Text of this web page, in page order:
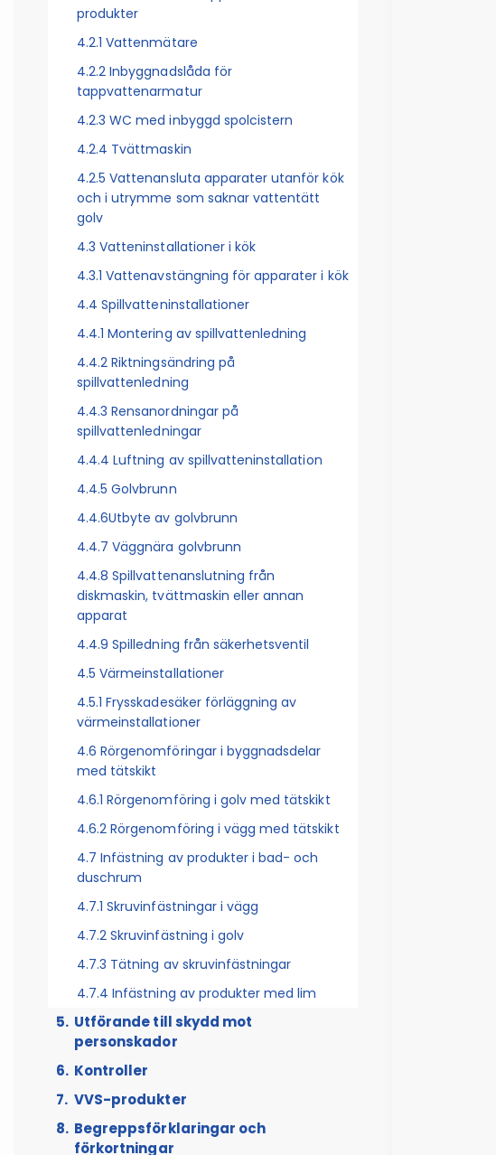
produkter
4.2.1 Vattenmätare
4.2.2 Inbyggnadslåda för
tappvattenarmatur
4.2.3 WC med inbyggd spolcistern
4.2.4 Tvättmaskin
4.2.5 Vattenansluta apparater utanför kök
och i utrymme som saknar vattentätt
golv
4.3 Vatteninstallationer i kök
4.3.1 Vattenavstängning för apparater i kök
4.4 Spillvatteninstallationer
4.4.1 Montering av spillvattenledning
4.4.2 Riktningsändring på
spillvattenledning
4.4.3 Rensanordningar på
spillvattenledningar
4.4.4 Luftning av spillvatteninstallation
4.4.5 Golvbrunn
4.4.6Utbyte av golvbrunn
4.4.7 Väggnära golvbrunn
4.4.8 Spillvattenanslutning från
diskmaskin, tvättmaskin eller annan
apparat
4.4.9 Spilledning från säkerhetsventil
4.5 Värmeinstallationer
4.5.1 Frysskadesäker förläggning av
värmeinstallationer
4.6 Rörgenomföringar i byggnadsdelar
med tätskikt
4.6.1 Rörgenomföring i golv med tätskikt
4.6.2 Rörgenomföring i vägg med tätskikt
4.7 Infästning av produkter i bad- och
duschrum
4.7.1 Skruvinfästningar i vägg
4.7.2 Skruvinfästning i golv
4.7.3 Tätning av skruvinfästningar
4.7.4 Infästning av produkter med lim
Utförande till skydd mot
personskador
5.1 Skydd mot legionellatillväxt i
tappvatteninstallationer
5.1.1 Temperaturkrav och placering av
tappvattenledningar
Kontroller
6.1 Tryck- och täthetskontroll av
tappvatten och värmeinstallationer
6.2 Tryck- och täthetskontroll enligt
VVS-produkter
7.1 Egenskaper
Begreppsförklaringar och
förkortningar